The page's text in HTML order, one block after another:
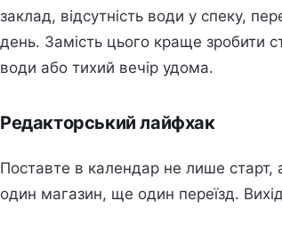
заклад, відсутність води у спеку,
день. Замість цього краще зробити
води або тихий вечір удома.
Редакторський лайфхак
Поставте в календар не лише
один магазин, ще один переїзд.